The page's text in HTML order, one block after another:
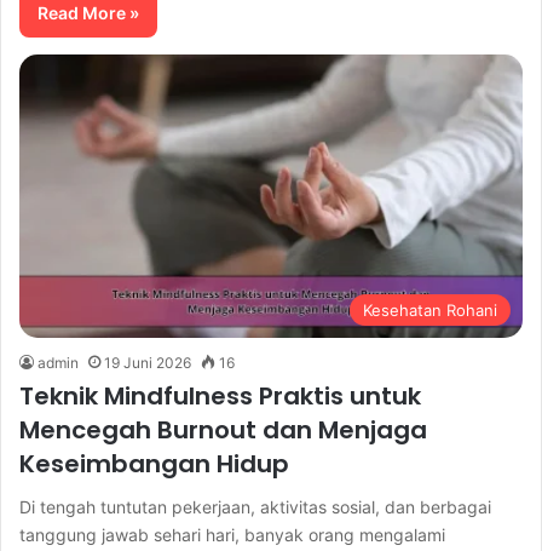
Read More »
Kesehatan Rohani
admin 19 Juni 2026 16
Teknik Mindfulness Praktis untuk
Mencegah Burnout dan Menjaga
Keseimbangan Hidup
Di tengah tuntutan pekerjaan, aktivitas sosial, dan berbagai
tanggung jawab sehari hari, banyak orang mengalami